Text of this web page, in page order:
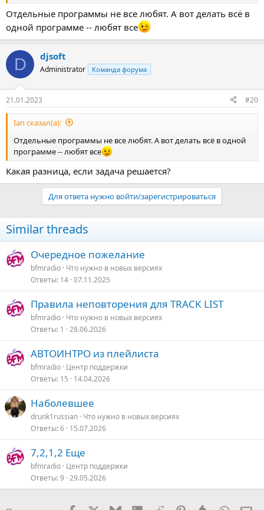
Отдельные программы не все любят. А вот делать всё в
одной программе -- любят все
D djsoft
Administrator Команда форума
21.01.2023 #20
Ian сказал(а):
Отдельные программы не все любят. А вот делать всё в одной
программе -- любят все
Какая разница, если задача решается?
Для ответа нужно войти/зарегистрироваться
Similar threads
Очередное пожелание
bfmradio Что нужно в новых версияx
Ответы 14 07.11.2025
Правила неповторения для TRACK LIST
bfmradio Что нужно в новых версияx
Ответы 1 28.06.2026
АВТОИНТРО из плейлиста
bfmradio Центр поддержки
Ответы 15 14.04.2026
Наболевшее
drunk1russian Что нужно в новых версияx
Ответы 6 15.07.2026
7,2,1,2 Еще
bfmradio Центр поддержки
Ответы 9 29.05.2026